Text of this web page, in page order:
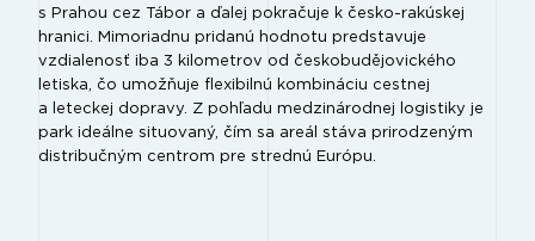
s Prahou cez Tábor a ďalej pokračuje k česko-rakúskej
hranici. Mimoriadnu pridanú hodnotu predstavuje
vzdialenosť iba 3 kilometrov od českobudějovického
letiska, čo umožňuje flexibilnú kombináciu cestnej
a leteckej dopravy. Z pohľadu medzinárodnej logistiky je
park ideálne situovaný, čím sa areál stáva prirodzeným
distribučným centrom pre strednú Európu.